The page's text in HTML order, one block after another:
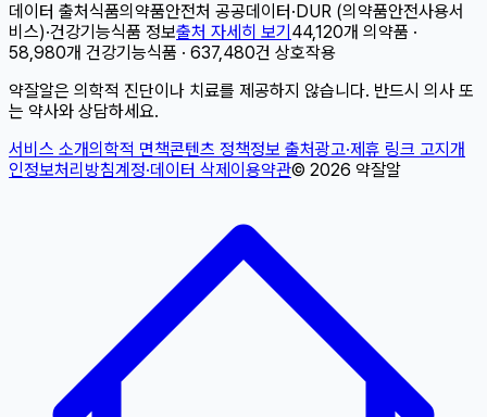
데이터 출처 식품의약품안전처 공공데이터 · DUR (의약품안전사용서
비스)·건강기능식품 정보출처 자세히 보기 44,120개 의약품 ·
58,980개 건강기능식품 · 637,480건 상호작용
약잘알은 의학적 진단이나 치료를 제공하지 않습니다. 반드시 의사 또
는 약사와 상담하세요.
서비스 소개의학적 면책콘텐츠 정책정보 출처광고·제휴 링크 고지 개
인정보처리방침계정·데이터 삭제 이용약관© 2026 약잘알